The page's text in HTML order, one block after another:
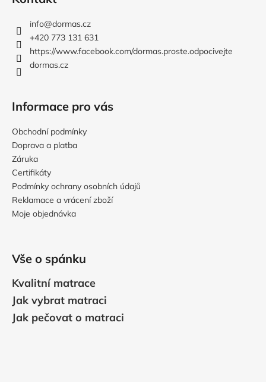
info@dormas.cz
+420 773 131 631
https://www.facebook.com/dormas.proste.odpocivejte
dormas.cz
Informace pro vás
Obchodní podmínky
Doprava a platba
Záruka
Certifikáty
Podmínky ochrany osobních údajů
Reklamace a vrácení zboží
Moje objednávka
Vše o spánku
Kvalitní matrace
Jak vybrat matraci
Jak pečovat o matraci